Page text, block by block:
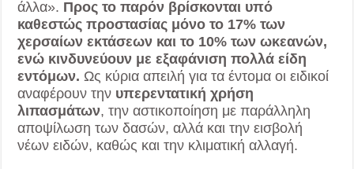
άλλα». Προς το παρόν βρίσκονται υπό
καθεστώς προστασίας μόνο το 17% των
χερσαίων εκτάσεων και το 10% των ωκεανών,
ενώ κινδυνεύουν με εξαφάνιση πολλά είδη
εντόμων. Ως κύρια απειλή για τα έντομα οι ειδικοί
αναφέρουν την υπερεντατική χρήση
λιπασμάτων, την αστικοποίηση με παράλληλη
αποψίλωση των δασών, αλλά και την εισβολή
νέων ειδών, καθώς και την κλιματική αλλαγή.